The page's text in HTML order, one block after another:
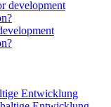
Entwicklung